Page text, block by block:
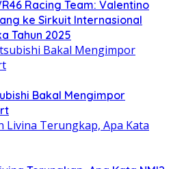
Racing Team: Valentino
ke Sirkuit Internasional
Tahun 2025
Bakal Mengimpor